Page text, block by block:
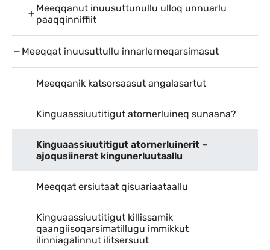
Meeqqanut inuusuttunullu ulloq unnuarlu
paaqqinniffiit
Meeqqat inuusuttullu innarlerneqarsimasut
Meeqqanik katsorsaasut angalasartut
Kinguaassiuutitigut atornerluineq sunaana?
Kinguaassiuutitigut atornerluinerit –
ajoqusiinerat kingunerluutaallu
Meeqqat ersiutaat qisuariaataallu
Kinguaassiuutitigut killissamik
qaangiisoqarsimatillugu immikkut
ilinniagalinnut ilitsersuut